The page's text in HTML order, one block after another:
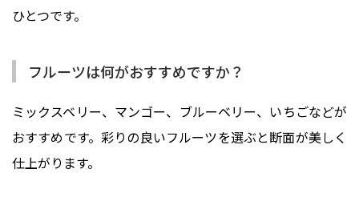
ひとつです。
フルーツは何がおすすめですか？
ミックスベリー、マンゴー、ブルーベリー、いちごなどが
おすすめです。彩りの良いフルーツを選ぶと断面が美しく
仕上がります。